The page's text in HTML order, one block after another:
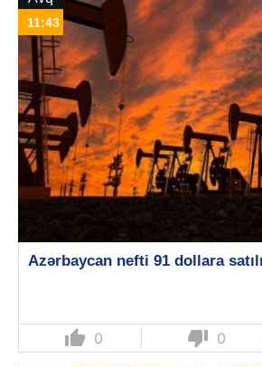
11:43
Azərbaycan nefti 91 dollara
thumb_up 0 thumb_down 0